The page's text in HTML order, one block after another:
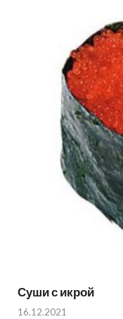
Суши с икрой
16.12.2021